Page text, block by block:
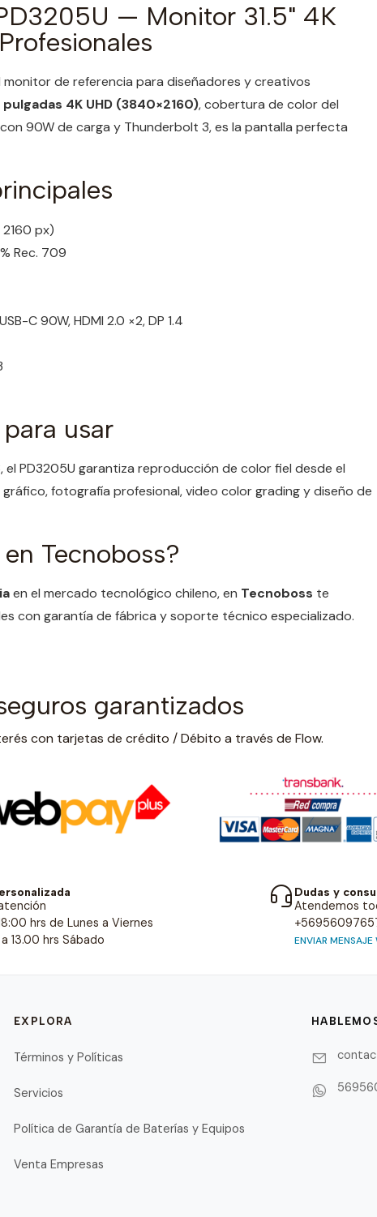
— Monitor 31.5" 4K
monitor de referencia para diseñadores y creativos
pulgadas 4K UHD (3840×2160), cobertura de color del
con 90W de carga y Thunderbolt 3, es la pantalla perfecta
2160 px)
Rec. 709
C 90W, HDMI 2.0 ×2, DP 1.4
usar
el PD3205U garantiza reproducción de color fiel desde el
fotografía profesional, video color grading y diseño de
Tecnoboss?
en el mercado tecnológico chileno, en Tecnoboss te
con garantía de fábrica y soporte técnico especializado.
garantizados
con tarjetas de crédito / Débito a través de Flow.
hrs de Lunes a Viernes
13.00 hrs Sábado
Dudas y
Atendemos
ENVIAR MENSAJE
EXPLORA
Términos y Políticas
Servicios
Política de Garantía de Baterías y Equipos
Venta Empresas